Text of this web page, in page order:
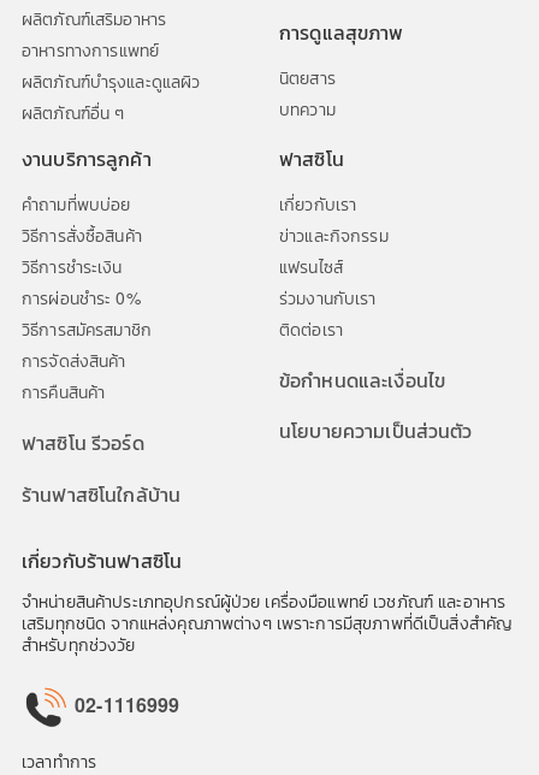
ผลิตภัณฑ์เสริมอาหาร
อาหารทางการแพทย์
ผลิตภัณฑ์บำรุงและดูแลผิว
ผลิตภัณฑ์อื่น ๆ
การดูแลสุขภาพ
นิตยสาร
บทความ
งานบริการลูกค้า
คำถามที่พบบ่อย
วิธีการสั่งซื้อสินค้า
วิธีการชำระเงิน
การผ่อนชำระ 0%
วิธีการสมัครสมาชิก
การจัดส่งสินค้า
การคืนสินค้า
ฟาสซิโน รีวอร์ด
ร้านฟาสซิโนใกล้บ้าน
ฟาสซิโน
เกี่ยวกับเรา
ข่าวและกิจกรรม
แฟรนไซส์
ร่วมงานกับเรา
ติดต่อเรา
ข้อกำหนดและเงื่อนไข
นโยบายความเป็นส่วนตัว
เกี่ยวกับร้านฟาสซิโน
จำหน่ายสินค้าประเภทอุปกรณ์ผู้ป่วย เครื่องมือแพทย์ เวชภัณฑ์ และอาหาร
เสริมทุกชนิด จากแหล่งคุณภาพต่างๆ เพราะการมีสุขภาพที่ดีเป็นสิ่งสำคัญ
สำหรับทุกช่วงวัย
02-1116999
เวลาทำการ